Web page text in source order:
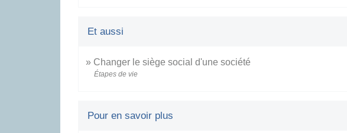
Et aussi
Changer le siège social d'une société
Étapes de vie
Pour en savoir plus